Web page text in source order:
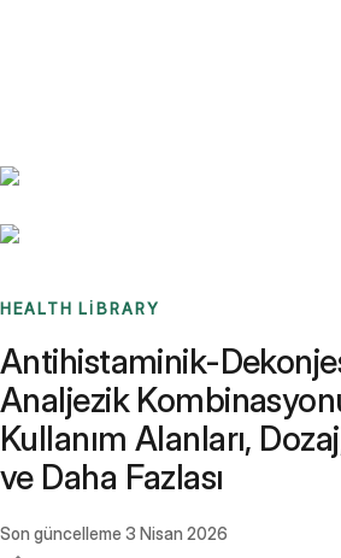
HEALTH LIBRARY
Antihistaminik-
Analjezik
Kullanım Alanları,
ve Daha Fazlası
Son güncelleme 3 Nisan 2026